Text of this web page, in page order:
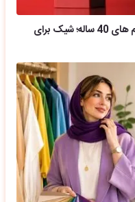
ایده آل ترین رنگ های رژ لب مناسب خانم های 40 ساله؛ شیک برای